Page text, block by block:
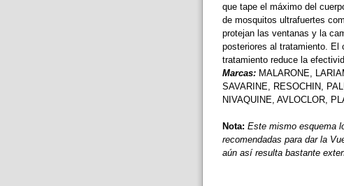
que tape el máximo del
de mosquitos ultrafuertes
protejan las ventanas y la
posteriores al tratamiento. El
tratamiento reduce la
Marcas: MALARONE,
SAVARINE, RESOCHIN,
NIVAQUINE, AVLOCLOR,
Nota: Este mismo esquema
recomendadas para dar la
aún así resulta bastante